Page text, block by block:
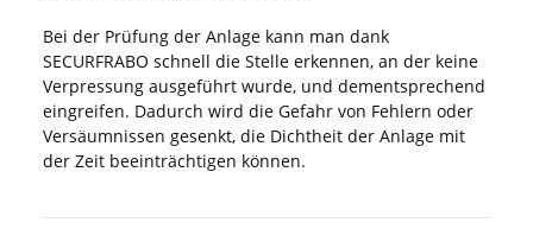
Bei der Prüfung der Anlage kann man dank
SECURFRABO schnell die Stelle erkennen, an der keine
Verpressung ausgeführt wurde, und dementsprechend
eingreifen. Dadurch wird die Gefahr von Fehlern oder
Versäumnissen gesenkt, die Dichtheit der Anlage mit
der Zeit beeinträchtigen können.